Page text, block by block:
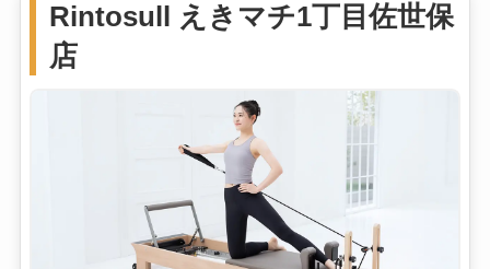
Rintosull えきマチ1丁目佐世保
店